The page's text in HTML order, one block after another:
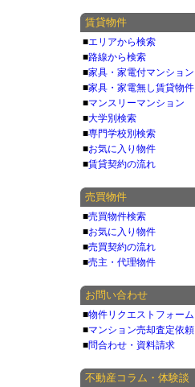
賃貸物件
■エリアから検索
■路線から検索
■家具・家電付マンション
■家具・家電無し賃貸物件
■マンスリーマンション
■大学別検索
■専門学校別検索
■お気に入り物件
■賃貸契約の流れ
売買物件
■売買物件検索
■お気に入り物件
■売買契約の流れ
■売主・代理物件
お問い合わせ
■物件リクエストフォーム
■マンション売却査定依頼
■問合わせ・資料請求
不動産コラム・体験談